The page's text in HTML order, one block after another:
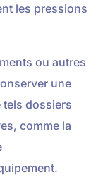
les pressions
ou autres
une
tels dossiers
comme la